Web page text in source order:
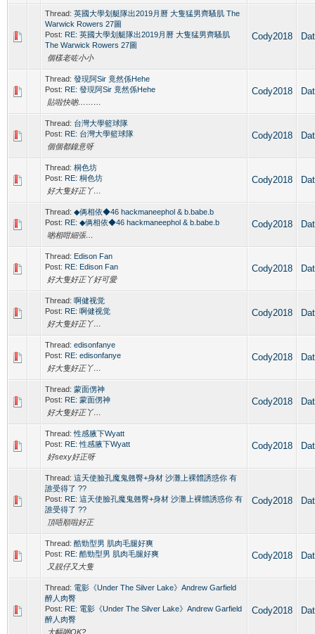
Thread: 英國大學划艇隊出2019月曆 大隻猛男齊騷肌 The
Warwick Rowers 27圖
Post: RE: 英國大學划艇隊出2019月曆 大隻猛男齊騷肌
The Warwick Rowers 27圖
個樣老咗小小
Cody2018
Thread: 發現阿Sir 竟然係Hehe
Post: RE: 發現阿Sir 竟然係Hehe
貼啦快啲………
Cody2018
Thread: 台灣大學籃球隊
Post: RE: 台灣大學籃球隊
個個都鐘意呀
Cody2018
Thread: 桐色坊
Post: RE: 桐色坊
好大隻好正丫…
Cody2018
Thread: ◆俩相依◆46 hackmaneephol & b.babe.b
Post: RE: ◆俩相依◆46 hackmaneephol & b.babe.b
啲相咁細張…
Cody2018
Thread: Edison Fan
Post: RE: Edison Fan
好大隻好正丫好可愛
Cody2018
Thread: 啊健视觉
Post: RE: 啊健视觉
好大隻好正丫…
Cody2018
Thread: edisonfanye
Post: RE: edisonfanye
好大隻好正丫…
Cody2018
Thread: 蒙面侽神
Post: RE: 蒙面侽神
好大隻好正丫…
Cody2018
Thread:性感腋下Wyatt
Post: RE: 性感腋下Wyatt
好sexy好正呀
Cody2018
Thread: 這天使臉孔魔鬼翹臀+身材 沙灘上裸體誘惑你 有
誰受得了 ??
Post: RE: 這天使臉孔魔鬼翹臀+身材 沙灘上裸體誘惑你 有
誰受得了 ??
頂唔順啦好正
Cody2018
Thread: 酷勁型男 肌肉毛腿好爽
Post: RE: 酷勁型男 肌肉毛腿好爽
又靚仔又大隻
Cody2018
Thread: 電影《Under The Silver Lake》Andrew Garfield
醉人肉臀
Post: RE: 電影《Under The Silver Lake》Andrew Garfield
醉人肉臀
大幅啲OK?
Cody2018